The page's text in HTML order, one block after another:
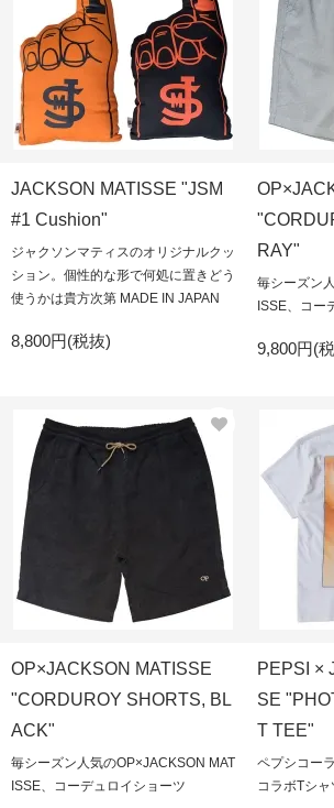
JACKSON MATISSE "JSM
#1 Cushion"
ジャクソンマティスのオリジナルクッ
ション。個性的な形で何処に置きどう
使うかは貴方次第 MADE IN JAPAN
8,800円(税抜)
RAY"
毎シーズン
ISSE、コー
9,800円(
OP×JACKSON MATISSE
"CORDUROY SHORTS, BL
ACK"
毎シーズン人気のOP×JACKSON MAT
ISSE、コーデュロイショーツ
PEPSI ×
SE
T TEE"
ペプシコー
コラボTシャ